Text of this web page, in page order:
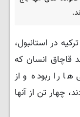
در استانبول،
قاچاق انسان که
ها را ربوده و از
چهار تن از آنها